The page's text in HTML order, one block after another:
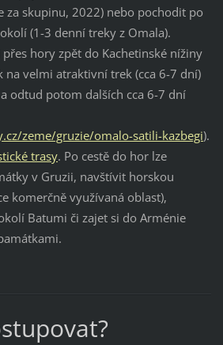
za skupinu, 2022) nebo pochodit po
(1-3 denní treky z Omala).
hory zpět do Kachetinské nížiny
na velmi atraktivní trek (cca 6-7 dní)
odtud potom dalších cca 6-7 dní
zeme/gruzie/omalo-satili-kazbegi).
trasy. Po cestě do hor lze
v Gruzii, navštívit horskou
komerčně využívaná oblast),
Batumi či zajet si do Arménie